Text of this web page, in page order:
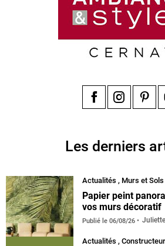
Les derniers
Actualités , Murs et Sols
Papier peint
vos murs décoratif
Publié le 06/08/26 Juliette
Actualités ,